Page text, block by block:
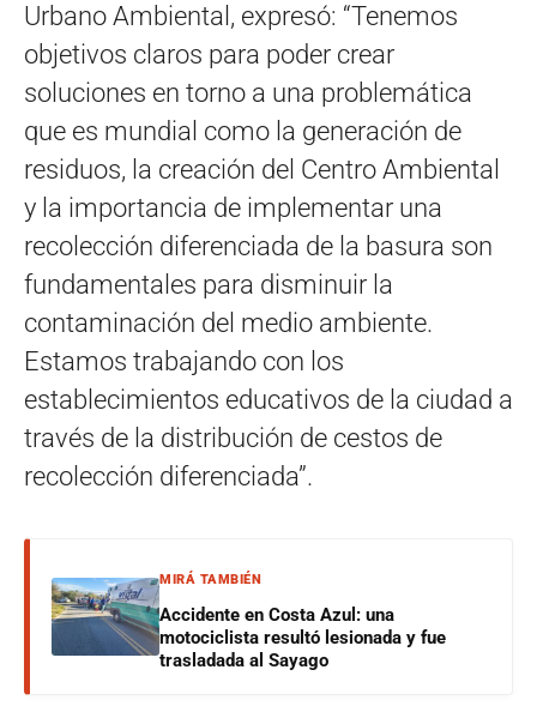
Urbano Ambiental, expresó: “Tenemos
objetivos claros para poder crear
soluciones en torno a una problemática
que es mundial como la generación de
residuos, la creación del Centro Ambiental
y la importancia de implementar una
recolección diferenciada de la basura son
fundamentales para disminuir la
contaminación del medio ambiente.
Estamos trabajando con los
establecimientos educativos de la ciudad a
través de la distribución de cestos de
recolección diferenciada”.
MIRÁ TAMBIÉN
Accidente en Costa Azul: una
motociclista resultó lesionada y fue
trasladada al Sayago